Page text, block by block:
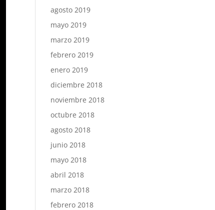
agosto 2019
mayo 2019
marzo 2019
febrero 2019
enero 2019
diciembre 2018
noviembre 2018
octubre 2018
agosto 2018
junio 2018
mayo 2018
abril 2018
marzo 2018
febrero 2018